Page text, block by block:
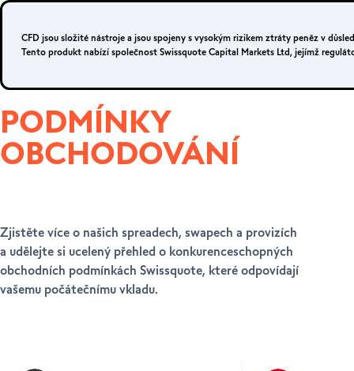
CFD jsou složité nástroje a jsou spojeny s vysokým rizikem ztráty peněz v
Tento produkt nabízí společnost Swissquote Capital Markets Ltd, jejímž
Přihlášení Registrace
PODMÍNKY
OBCHODOVÁNÍ
Zjistěte více o našich spreadech, swapech a provizích
a udělejte si ucelený přehled o konkurenceschopných
obchodních podmínkách Swissquote, které odpovídají
vašemu počátečnímu vkladu.